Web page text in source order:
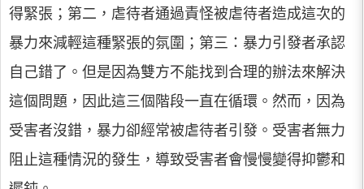
得緊張；第二，虐待者通過責怪被虐待者造成這次的
暴力來減輕這種緊張的氛圍；第三：暴力引發者承認
自己錯了。但是因為雙方不能找到合理的辦法來解決
這個問題，因此這三個階段一直在循環。然而，因為
受害者沒錯，暴力卻經常被虐待者引發。受害者無力
阻止這種情況的發生，導致受害者會慢慢變得抑鬱和